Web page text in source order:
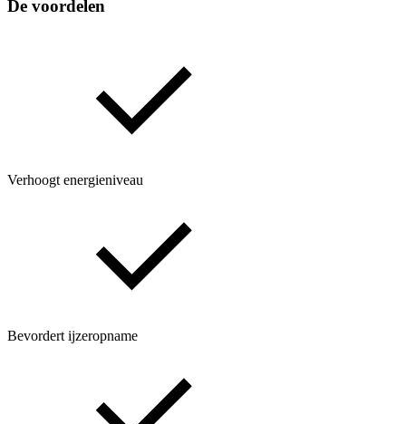
De voordelen
Verhoogt energieniveau
Bevordert ijzeropname